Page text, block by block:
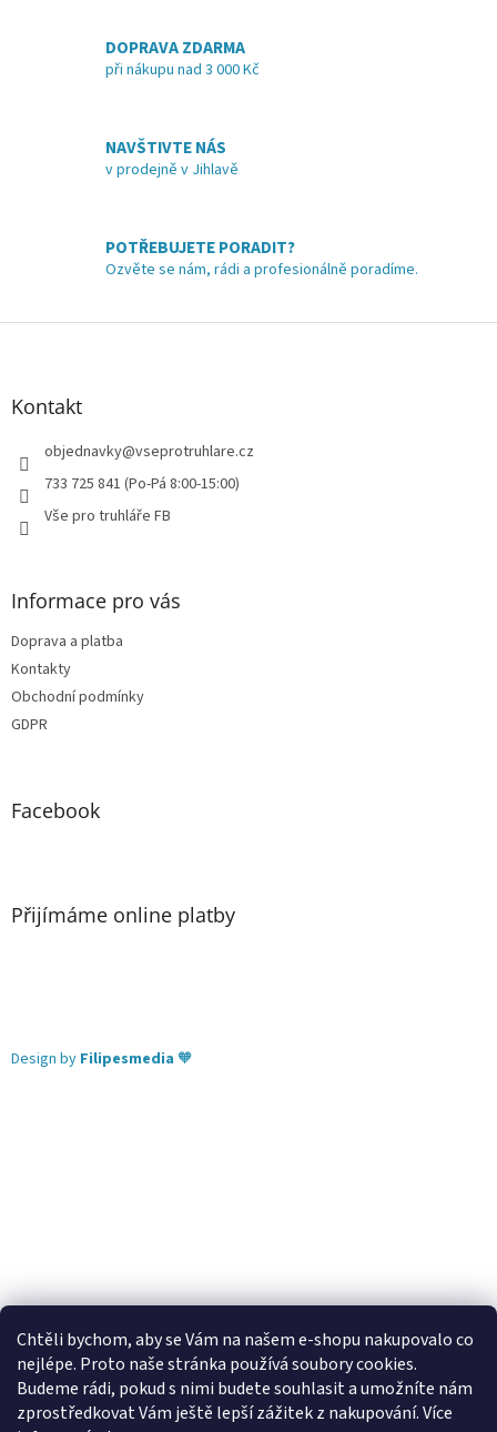
Chtěli bychom, aby se Vám na našem e-shopu nakupovalo co
nejlépe. Proto naše stránka používá soubory cookies.
Budeme rádi, pokud s nimi budete souhlasit a umožníte nám
zprostředkovat Vám ještě lepší zážitek z nakupování.Více
í
p
i
s
n
í
DOPRAVA ZDARMA
při nákupu nad 3 000 Kč
NAVŠTIVTE NÁS
v prodejně v Jihlavě
POTŘEBUJETE PORADIT?
Ozvěte se nám, rádi a profesionálně poradíme.
Z
Kontakt
objednavky@vseprotruhlare.cz
733 725 841 (Po-Pá 8:00-15:00)
Vše pro truhláře FB
Informace pro vás
Doprava a platba
Kontakty
Obchodní podmínky
GDPR
Facebook
Přijímáme online platby
Design by Filipesmedia 🧡
Lekva nábytek ubytování pod Pálavou kování Tulip
úchytky Gamet
úchytky Siro Blum - perfecting motion